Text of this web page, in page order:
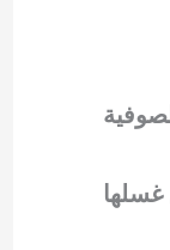
غسلها